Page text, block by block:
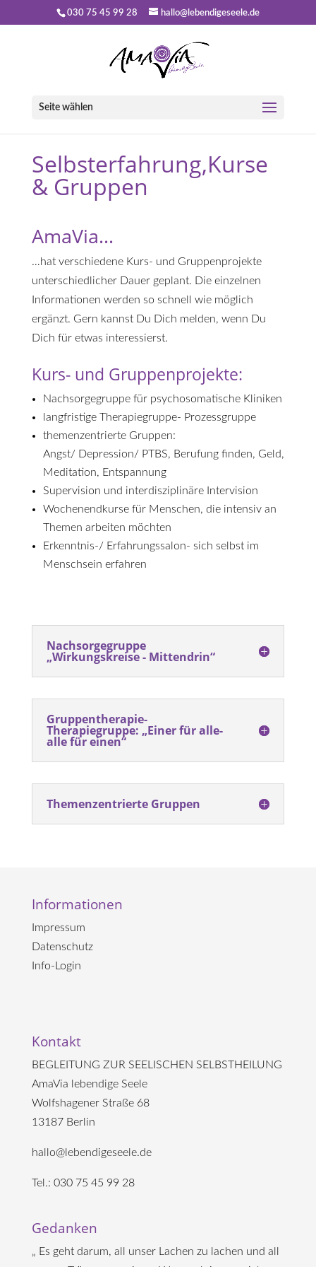
030 75 45 99 28 hallo@lebendigeseele.de
Seite wählen
Selbsterfahrung,Kurse
& Gruppen
AmaVia…
…hat verschiedene Kurs- und Gruppenprojekte
unterschiedlicher Dauer geplant. Die einzelnen
Informationen werden so schnell wie möglich
ergänzt. Gern kannst Du Dich melden, wenn Du
Dich für etwas interessierst.
Kurs- und Gruppenprojekte:
Nachsorgegruppe für psychosomatische Kliniken
langfristige Therapiegruppe- Prozessgruppe
themenzentrierte Gruppen:
Angst/ Depression/ PTBS, Berufung finden, Geld,
Meditation, Entspannung
Supervision und interdisziplinäre Intervision
Wochenendkurse für Menschen, die intensiv an
Themen arbeiten möchten
Erkenntnis-/ Erfahrungssalon- sich selbst im
Menschsein erfahren
Nachsorgegruppe
„Wirkungskreise - Mittendrin“
Gruppentherapie-
Therapiegruppe: „Einer für alle-
alle für einen“
Themenzentrierte Gruppen
Informationen
Impressum
Datenschutz
Info-Login
Kontakt
BEGLEITUNG ZUR SEELISCHEN SELBSTHEILUNG
AmaVia lebendige Seele
Wolfshagener Straße 68
13187 Berlin
hallo@lebendigeseele.de
Tel.: 030 75 45 99 28
Gedanken
„ Es geht darum, all unser Lachen zu lachen und all